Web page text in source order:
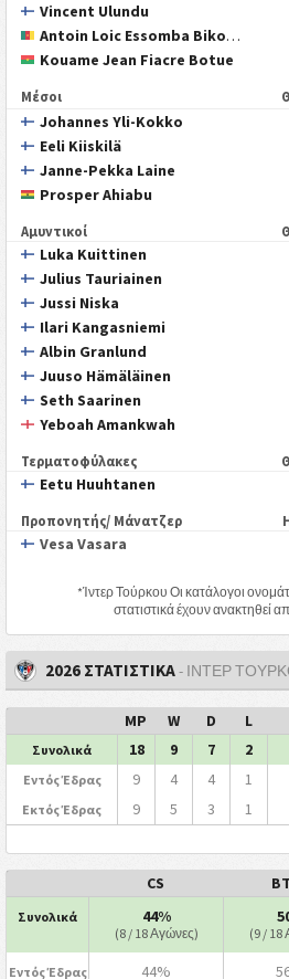
Vincent Ulundu
Antoin Loic Essomba Bikoula
Kouame Jean Fiacre Botue
Μέσοι
Johannes Yli-Kokko
Eeli Kiiskilä
Janne-Pekka Laine
Prosper Ahiabu
Αμυντικοί
Luka Kuittinen
Julius Tauriainen
Jussi Niska
Ilari Kangasniemi
Albin Granlund
Juuso Hämäläinen
Seth Saarinen
Yeboah Amankwah
Τερματοφύλακες
Eetu Huuhtanen
Προπονητής/ Μάνατζερ
Vesa Vasara
*Ίντερ Τούρκου Οι κατάλογοι
στατιστικά έχουν ανακτηθεί
2026 ΣΤΑΤΙΣΤΙΚΑ- ΊΝΤΕΡ
MP W D L
Συνολικά 18 9 7 2
Εντός Έδρας 9 4 4 1
Εκτός Έδρας 9 5 3 1
CS
Συνολικά 44%
(8 / 18 Αγώνες) (9 / 18
Εντός Έδρας 44%